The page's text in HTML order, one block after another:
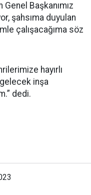
Başkanımız
şahsıma duyulan
çalışacağıma söz
hayırlı
inşa
dedi.